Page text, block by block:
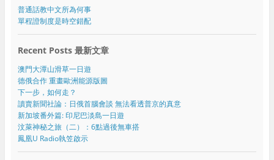
普通話教中文所為何事
單程證制度是時空錯配
Recent Posts 最新文章
澳門大潭山滑草一日遊
德俄合作 重畫歐洲能源版圖
下一步，如何走？
讀賣新聞社論：日俄首腦會談 無法看透普京的真意
新加坡番外篇: 印尼巴淡島一日遊
汶萊神秘之旅（二）：6點過後無車搭
鳳凰U Radio執笠啟示